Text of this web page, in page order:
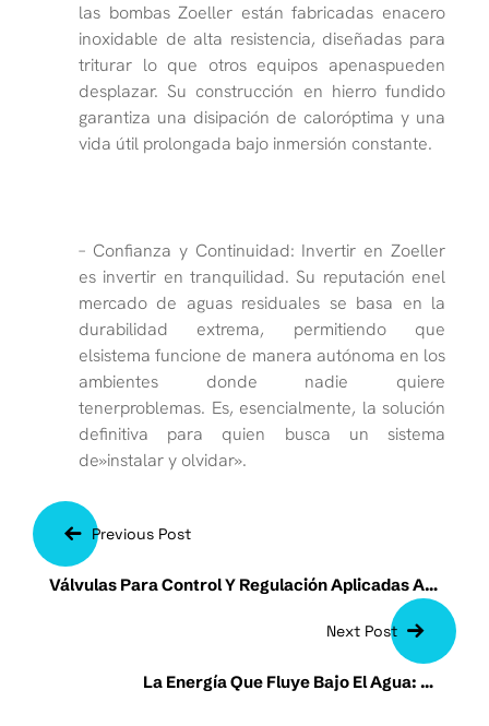
las bombas Zoeller están fabricadas enacero
inoxidable de alta resistencia, diseñadas para
triturar lo que otros equipos apenaspueden
desplazar. Su construcción en hierro fundido
garantiza una disipación de caloróptima y una
vida útil prolongada bajo inmersión constante.
– Confianza y Continuidad: Invertir en Zoeller
es invertir en tranquilidad. Su reputación enel
mercado de aguas residuales se basa en la
durabilidad extrema, permitiendo que
elsistema funcione de manera autónoma en los
ambientes donde nadie quiere
tenerproblemas. Es, esencialmente, la solución
definitiva para quien busca un sistema
de»instalar y olvidar».
Previous Post
Válvulas Para Control Y Regulación Aplicadas A
Next Post
La Energía Que Fluye Bajo El Agua: La